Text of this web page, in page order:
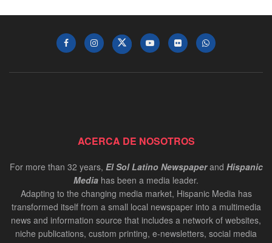
ACERCA DE NOSOTROS
For more than 32 years, El Sol Latino Newspaperand Hispanic
Media has been a media leader.
Adapting to the changing media market, Hispanic Media has
transformed itself from a small local newspaper into a multimedia
news and information source that includes a network of websites,
niche publications, custom printing, e-newsletters, social media